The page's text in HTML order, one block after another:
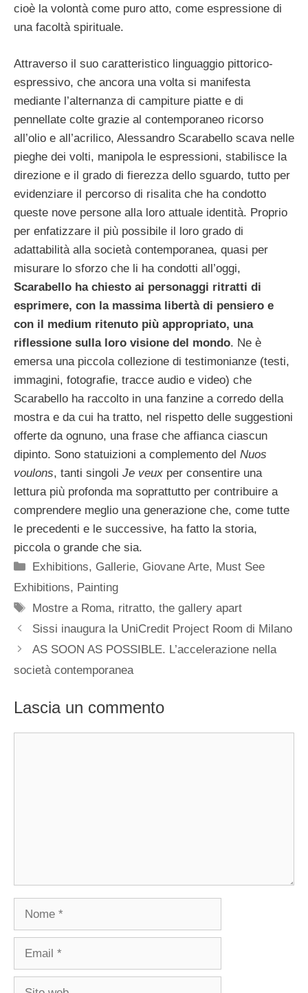
cioè la volontà come puro atto, come espressione di
una facoltà spirituale.
Attraverso il suo caratteristico linguaggio pittorico-
espressivo, che ancora una volta si manifesta
mediante l’alternanza di campiture piatte e di
pennellate colte grazie al contemporaneo ricorso
all’olio e all’acrilico, Alessandro Scarabello scava nelle
pieghe dei volti, manipola le espressioni, stabilisce la
direzione e il grado di fierezza dello sguardo, tutto per
evidenziare il percorso di risalita che ha condotto
queste nove persone alla loro attuale identità. Proprio
per enfatizzare il più possibile il loro grado di
adattabilità alla società contemporanea, quasi per
misurare lo sforzo che li ha condotti all’oggi,
Scarabello ha chiesto ai personaggi ritratti di
esprimere, con la massima libertà di pensiero e
con il medium ritenuto più appropriato, una
riflessione sulla loro visione del mondo. Ne è
emersa una piccola collezione di testimonianze (testi,
immagini, fotografie, tracce audio e video) che
Scarabello ha raccolto in una fanzine a corredo della
mostra e da cui ha tratto, nel rispetto delle suggestioni
offerte da ognuno, una frase che affianca ciascun
dipinto. Sono statuizioni a complemento del Nuos
voulons, tanti singoli Je veux per consentire una
lettura più profonda ma soprattutto per contribuire a
comprendere meglio una generazione che, come tutte
le precedenti e le successive, ha fatto la storia,
piccola o grande che sia.
Categorie
Exhibitions, Gallerie, Giovane Arte, Must See
Exhibitions, Painting
Tag
Mostre a Roma, ritratto,the gallery apart
Sissi inaugura la UniCredit Project Room di Milano
AS SOON AS POSSIBLE. L’accelerazione nella
società contemporanea
Lascia un commento
Nome
Email
Sito